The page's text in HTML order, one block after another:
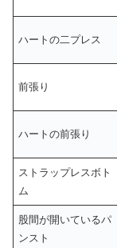
ハートの二プレス
前張り
ハートの前張り
ストラップレスボト
ム
股間が開いているパ
ンスト